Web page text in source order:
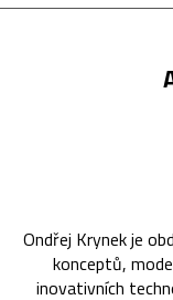
Ondřej Krynek je
konceptů,
inovativních